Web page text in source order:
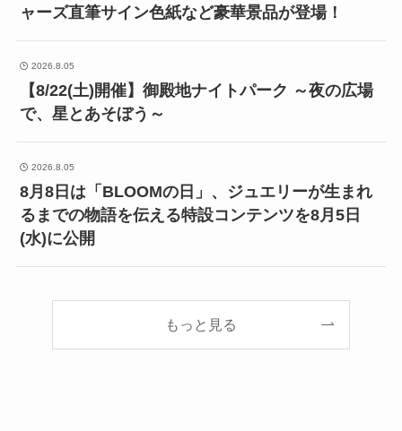
ャーズ直筆サイン色紙など豪華景品が登場！
2026.8.05
【8/22(土)開催】御殿地ナイトパーク ～夜の広場
で、星とあそぼう～
2026.8.05
8月8日は「BLOOMの日」、ジュエリーが生まれ
るまでの物語を伝える特設コンテンツを8月5日
(水)に公開
もっと見る